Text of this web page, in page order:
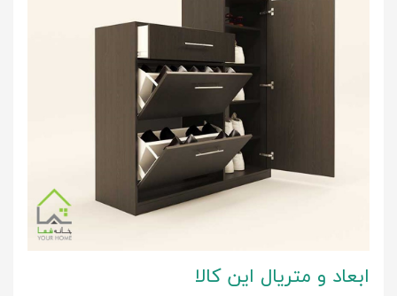
ابعاد و متریال این کالا